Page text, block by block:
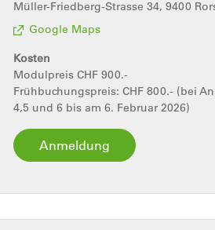
Müller-Friedberg-Strasse 34, 9400
Google Maps
Kosten
Modulpreis CHF 900.-
Frühbuchungspreis: CHF 800.- (bei
4,5 und 6 bis am 6. Februar 2026)
Anmeldung